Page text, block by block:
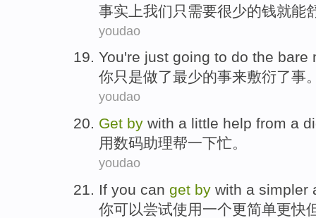
事实上我们 只 需要很少的钱就能
youdao
You're just going to do the bare
你只是做了最少的事来敷衍了事
youdao
Get by with a little help from a
用数码助理帮一下忙。
youdao
If you can get by with a simpler
你可以尝试使用一个更简单更快